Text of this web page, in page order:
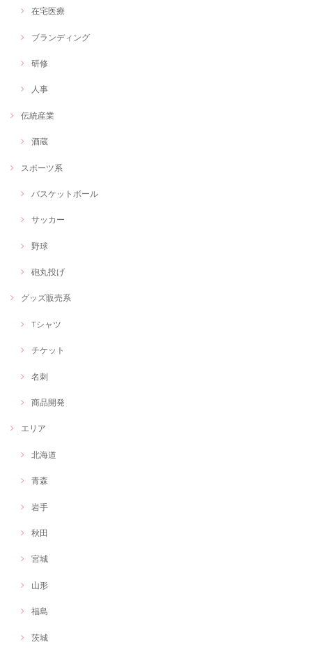
在宅医療
ブランディング
研修
人事
伝統産業
酒蔵
スポーツ系
バスケットボール
サッカー
野球
砲丸投げ
グッズ販売系
Tシャツ
チケット
名刺
商品開発
エリア
北海道
青森
岩手
秋田
宮城
山形
福島
茨城